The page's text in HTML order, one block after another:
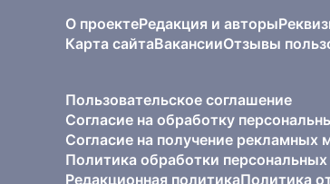
О проектеРедакция и авторы
Карта сайтаВакансииОтзывы
Пользовательское соглашение
Согласие на обработку
Согласие на получение рекламных
Политика обработки
Редакционная политикаПолитика